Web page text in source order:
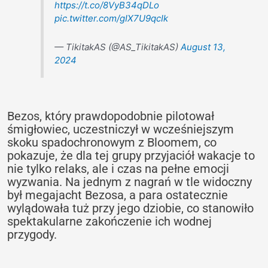
https://t.co/8VyB34qDLo
pic.twitter.com/gIX7U9qcIk
— TikitakAS (@AS_TikitakAS) August 13,
2024
Bezos, który prawdopodobnie pilotował
śmigłowiec, uczestniczył w wcześniejszym
skoku spadochronowym z Bloomem, co
pokazuje, że dla tej grupy przyjaciół wakacje to
nie tylko relaks, ale i czas na pełne emocji
wyzwania. Na jednym z nagrań w tle widoczny
był megajacht Bezosa, a para ostatecznie
wylądowała tuż przy jego dziobie, co stanowiło
spektakularne zakończenie ich wodnej
przygody.